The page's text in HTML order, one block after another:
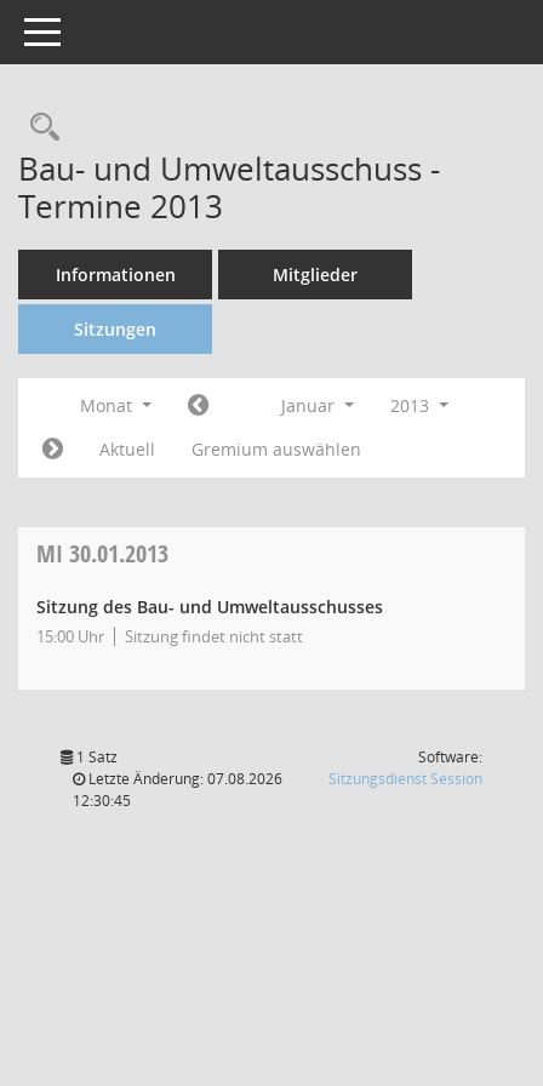
Toggle navigation
Bau- und Umweltausschuss -
Termine 2013
Informationen Mitglieder
Sitzungen
Monat Januar
2013
Aktuell
Gremium auswählen
MI 30.01.2013
Sitzung des Bau- und Umweltausschusses
15:00 Uhr Sitzung findet nicht statt
1 Satz
Letzte Änderung: 07.08.2026
12:30:45
Software:
Sitzungsdienst Session(Wird in